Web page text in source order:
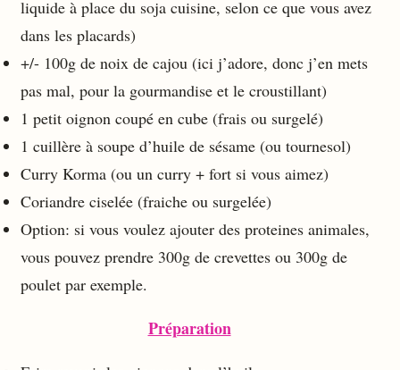
liquide à place du soja cuisine, selon ce que vous avez
dans les placards)
+/- 100g de noix de cajou (ici j’adore, donc j’en mets
pas mal, pour la gourmandise et le croustillant)
1 petit oignon coupé en cube (frais ou surgelé)
1 cuillère à soupe d’huile de sésame (ou tournesol)
Curry Korma (ou un curry + fort si vous aimez)
Coriandre ciselée (fraiche ou surgelée)
Option: si vous voulez ajouter des proteines animales,
vous pouvez prendre 300g de crevettes ou 300g de
poulet par exemple.
Préparation